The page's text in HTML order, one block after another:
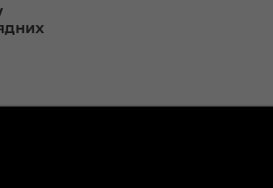
посаді заступниці